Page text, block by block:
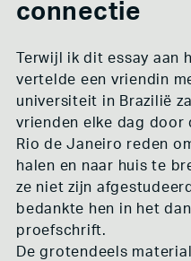
VRIJPLAATSEN
BAJESDORP
VEERHUIS
VRIJ BETON
VRIJE RUIMTE FESTIVAL
BUYWORLD
LENTELAND
BOERMARKEN
GROND VAN BESTAAN
connectie
Terwijl ik dit essay aan
vertelde een vriendin
universiteit in Brazilië
vrienden elke dag door
Rio de Janeiro reden
halen en naar huis te
ze niet zijn
bedankte hen in het
proefschrift.
De grotendeels